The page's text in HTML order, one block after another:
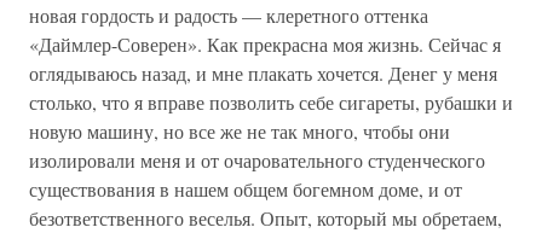
новая гордость и радость — клеретного оттенка
«Даймлер-Соверен». Как прекрасна моя жизнь. Сейчас я
оглядываюсь назад, и мне плакать хочется. Денег у меня
столько, что я вправе позволить себе сигареты, рубашки и
новую машину, но все же не так много, чтобы они
изолировали меня и от очаровательного студенческого
существования в нашем общем богемном доме, и от
безответственного веселья. Опыт, который мы обретаем,